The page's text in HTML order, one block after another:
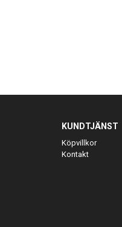
KUNDTJÄNST
Köpvillkor
Kontakt